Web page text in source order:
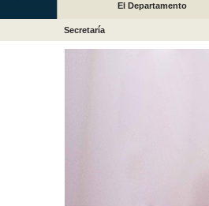
El Departamento
Secretaría